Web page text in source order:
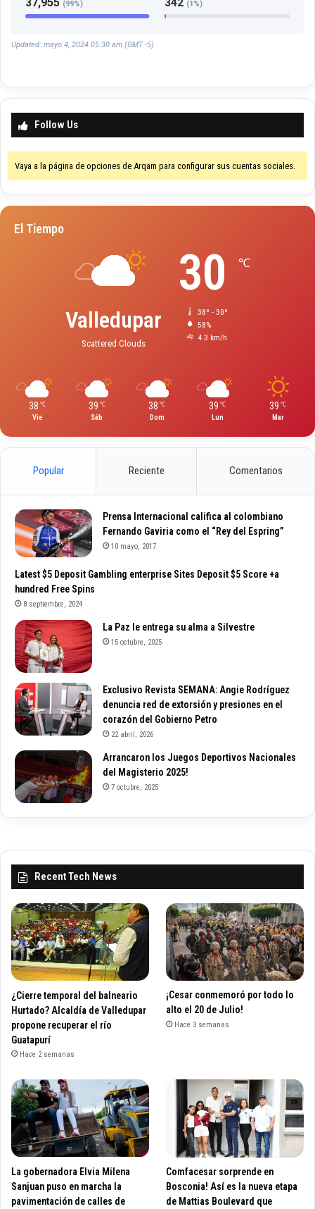
37,955 (99%) 342 (1%)
Updated: mayo 4, 2024 05:30 am (GMT -5)
Follow Us
Vaya a la página de opciones de Arqam para configurar sus cuentas sociales.
El Tiempo
Valledupar
Scattered Clouds
30 ℃
38º - 30º
58%
4.3 km/h
38 ℃
Vie
39 ℃
Sáb
38 ℃
Dom
39 ℃
Lun
39 ℃
Mar
Popular Reciente Comentarios
Prensa Internacional califica al colombiano
Fernando Gaviria como el “Rey del Espring”
10 mayo, 2017
Latest $5 Deposit Gambling enterprise Sites Deposit $5 Score +a
hundred Free Spins
8 septiembre, 2024
La Paz le entrega su alma a Silvestre
15 octubre, 2025
Exclusivo Revista SEMANA: Angie Rodríguez
denuncia red de extorsión y presiones en el
corazón del Gobierno Petro
22 abril, 2026
Arrancaron los Juegos Deportivos Nacionales
del Magisterio 2025!
7 octubre, 2025
Recent Tech News
¿Cierre temporal del balneario
Hurtado? Alcaldía de Valledupar
propone recuperar el río
Guatapurí
Hace 2 semanas
¡Cesar conmemoró por todo lo
alto el 20 de Julio!
Hace 3 semanas
La gobernadora Elvia Milena
Sanjuan puso en marcha la
pavimentación de calles de
Comfacesar sorprende en
Bosconia! Así es la nueva etapa
de Mattias Boulevard que